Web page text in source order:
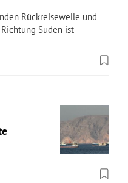
Rückreisewelle und
Süden ist